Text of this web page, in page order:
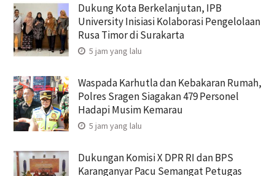
Dukung Kota Berkelanjutan, IPB
University Inisiasi Kolaborasi Pengelolaan
Rusa Timor di Surakarta
5 jam yang lalu
Waspada Karhutla dan Kebakaran Rumah,
Polres Sragen Siagakan 479 Personel
Hadapi Musim Kemarau
5 jam yang lalu
Dukungan Komisi X DPR RI dan BPS
Karanganyar Pacu Semangat Petugas